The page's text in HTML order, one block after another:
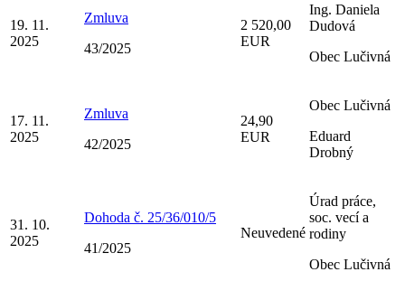
19. 11.
2025
Zmluva
43/2025
2 520,00
EUR
Ing. Daniela
Dudová
Obec Lučivná
17. 11.
2025
Zmluva
42/2025
24,90
EUR
Obec Lučivná
Eduard
Drobný
31. 10.
2025
Dohoda č. 25/36/010/5
41/2025
Neuvedené
Úrad práce,
soc. vecí a
rodiny
Obec Lučivná